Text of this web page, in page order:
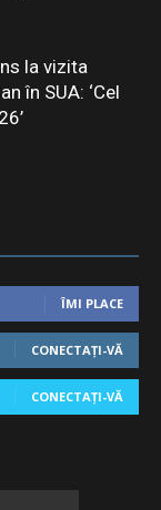
la vizita
în SUA: ‘Cel
ÎMI PLACE
CONECTAȚI-VĂ
CONECTAȚI-VĂ